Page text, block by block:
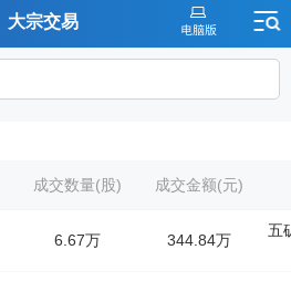
大宗交易
成交数量(股) 成交金额(元)
6.67万 344.84万
五